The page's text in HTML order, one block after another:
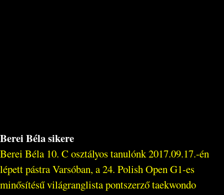
Berei Béla sikere
Berei Béla 10. C osztályos tanulónk 2017.09.17.-én
lépett pástra Varsóban, a 24. Polish Open G1-es
minősítésű világranglista pontszerző taekwondo